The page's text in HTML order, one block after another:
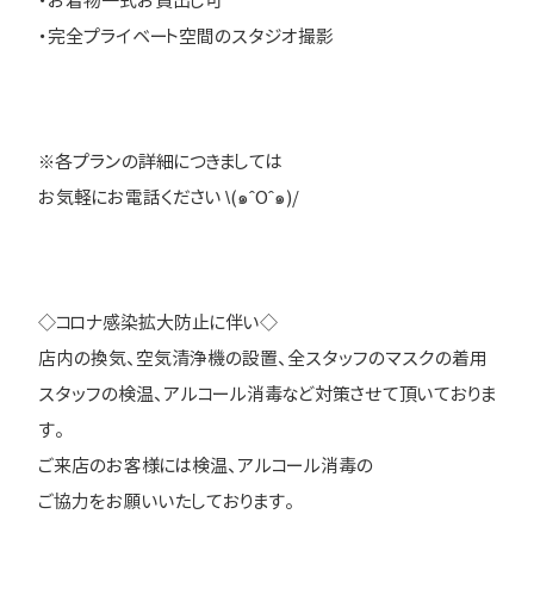
・完全プライベート空間のスタジオ撮影
※各プランの詳細につきましては
お気軽にお電話ください \(๑ˆOˆ๑)/
◇コロナ感染拡大防止に伴い◇
店内の換気、空気清浄機の設置、全スタッフのマスクの着用
スタッフの検温、アルコール消毒など対策させて頂いておりま
す。
ご来店のお客様には検温、アルコール消毒の
ご協力をお願いいたしております。